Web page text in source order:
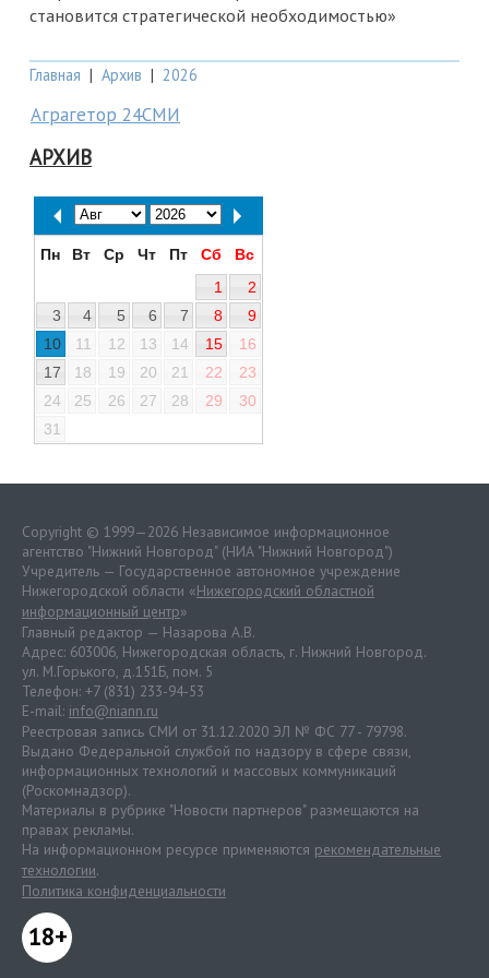
становится стратегической необходимостью»
Главная | Архив | 2026
Аграгетор 24СМИ
АРХИВ
Пн Вт Ср Чт Пт Сб
Вс
1
2
3
4 5 6 7 8
9
10
11 12 13 14 15
16
17
18 19 20 21 22
23
24
25 26 27 28 29
30
31
Copyright © 1999—2026 Независимое информационное
агентство "Нижний Новгород" (НИА "Нижний Новгород")
Учредитель — Государственное автономное учреждение
Нижегородской области «Нижегородский областной
информационный центр»
Главный редактор — Назарова А.В.
Адрес: 603006, Нижегородская область, г. Нижний Новгород.
ул. М.Горького, д.151Б, пом. 5
Телефон: +7 (831) 233-94-53
E-mail: info@niann.ru
Реестровая запись СМИ от 31.12.2020 ЭЛ № ФС 77 - 79798.
Выдано Федеральной службой по надзору в сфере связи,
информационных технологий и массовых коммуникаций
(Роскомнадзор).
Материалы в рубрике "Новости партнеров" размещаются на
правах рекламы.
На информационном ресурсе применяются рекомендательные
технологии.
Политика конфиденциальности
18+